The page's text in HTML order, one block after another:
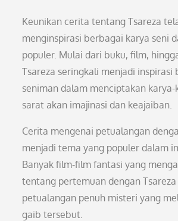
Keunikan cerita tentang Tsareza
menginspirasi berbagai karya seni
populer. Mulai dari buku, film,
Tsareza seringkali menjadi inspirasi
seniman dalam menciptakan karya-
sarat akan imajinasi dan keajaiban.
Cerita mengenai petualangan
menjadi tema yang populer dalam
Banyak film-film fantasi yang
tentang pertemuan dengan
petualangan penuh misteri yang
gaib tersebut.